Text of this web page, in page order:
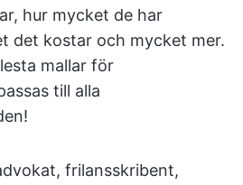
hur mycket de har
det kostar och mycket mer.
mallar för
till alla
frilansskribent,